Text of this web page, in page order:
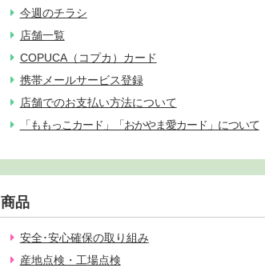
今週のチラシ
店舗一覧
COPUCA（コプカ）カード
携帯メールサービス登録
店舗でのお支払い方法について
「ももっこカード」「おかやま愛カード」について
商品
安全･安心確保の取り組み
産地点検・工場点検